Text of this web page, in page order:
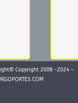
Copyright 2008 -2024 –